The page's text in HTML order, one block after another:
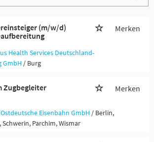
(m/w/d)
Merken
Health Services Deutschland-
GmbH / Burg
Zugbegleiter
Merken
Ostdeutsche Eisenbahn GmbH / Berlin,
Parchim, Wismar